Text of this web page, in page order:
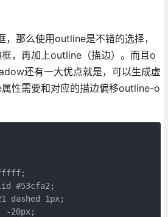
那么使用outline是不错的选择，
，再加上outline（描边）。而且o
还有一大优点就是，可以生成虚
性需要和对应的描边偏移outline-o
#53cfa2;
dashed 1px;
-20px;